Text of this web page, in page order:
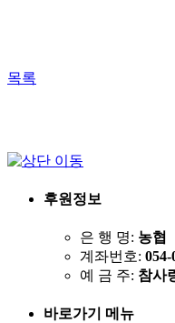
목록
후원정보
은 행 명: 농협
계좌번호: 054-
예 금 주: 참사
바로가기 메뉴